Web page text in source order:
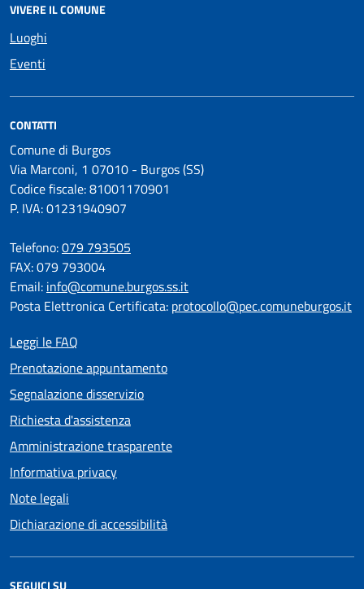
VIVERE IL COMUNE
Luoghi
Eventi
CONTATTI
Comune di Burgos
Via Marconi, 1 07010 - Burgos (SS)
Codice fiscale: 81001170901
P. IVA: 01231940907
Telefono:079 793505
FAX: 079 793004
Email: info@comune.burgos.ss.it
Posta Elettronica Certificata: protocollo@pec.comuneburgos.it
Leggi le FAQ
Prenotazione appuntamento
Segnalazione disservizio
Richiesta d'assistenza
Amministrazione trasparente
Informativa privacy
Note legali
Dichiarazione di accessibilità